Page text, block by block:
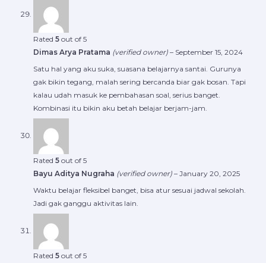
Rated 5 out of 5
Dimas Arya Pratama (verified owner) – September 15, 2024
Satu hal yang aku suka, suasana belajarnya santai. Gurunya
gak bikin tegang, malah sering bercanda biar gak bosan. Tapi
kalau udah masuk ke pembahasan soal, serius banget.
Kombinasi itu bikin aku betah belajar berjam-jam.
Rated 5 out of 5
Bayu Aditya Nugraha (verified owner) – January 20, 2025
Waktu belajar fleksibel banget, bisa atur sesuai jadwal sekolah.
Jadi gak ganggu aktivitas lain.
Rated 5 out of 5